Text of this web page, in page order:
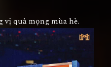
vị quả mọng mùa hè.